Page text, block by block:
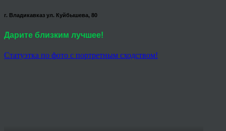
г. Владикавказ ул. Куйбышева, 80
Дарите близким лучшее!
Статуэтка по фото с портретным сходством!